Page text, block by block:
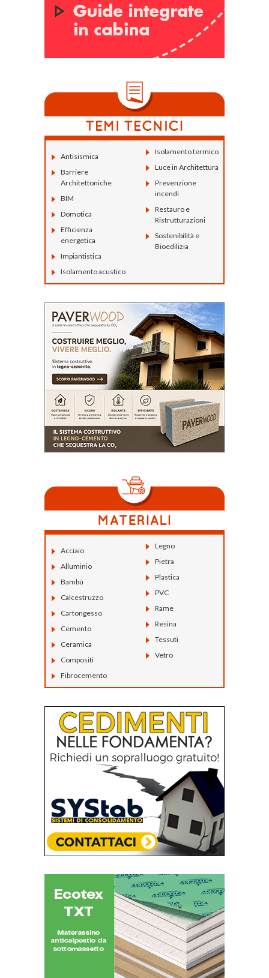
Antisismica
Barriere
Architettoniche
BIM
Domotica
Efficienza
energetica
Impiantistica
Isolamento acustico
Isolamento termico
Luce in Architettura
Prevenzione
incendi
Restauro e
Ristrutturazioni
Sostenibilità e
Bioedilizia
Acciaio
Alluminio
Bambù
Calcestruzzo
Cartongesso
Cemento
Ceramica
Compositi
Fibrocemento
Legno
Pietra
Plastica
PVC
Rame
Resina
Tessuti
Vetro